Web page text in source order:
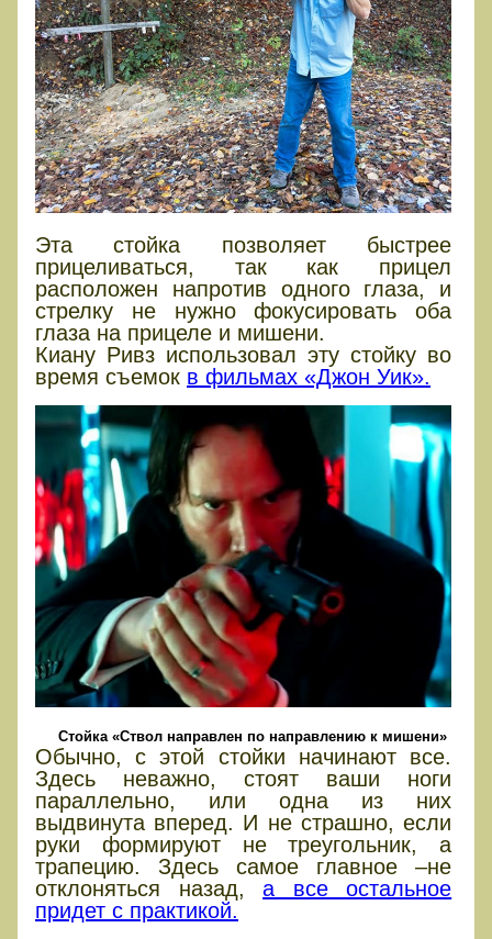
Эта стойка позволяет быстрее
прицеливаться, так как прицел
расположен напротив одного глаза, и
стрелку не нужно фокусировать оба
глаза на прицеле и мишени.
Киану Ривз использовал эту стойку во
время съемок в фильмах «Джон Уик».
Стойка «Ствол направлен по направлению к мишени»
Обычно, с этой стойки начинают все.
Здесь неважно, стоят ваши ноги
параллельно, или одна из них
выдвинута вперед. И не страшно, если
руки формируют не треугольник, а
трапецию. Здесь самое главное –не
отклоняться назад,а все остальное
придет с практикой.